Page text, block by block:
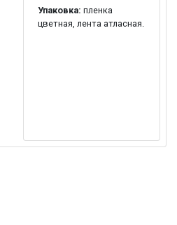
Упаковка: пленка
цветная, лента атласная.